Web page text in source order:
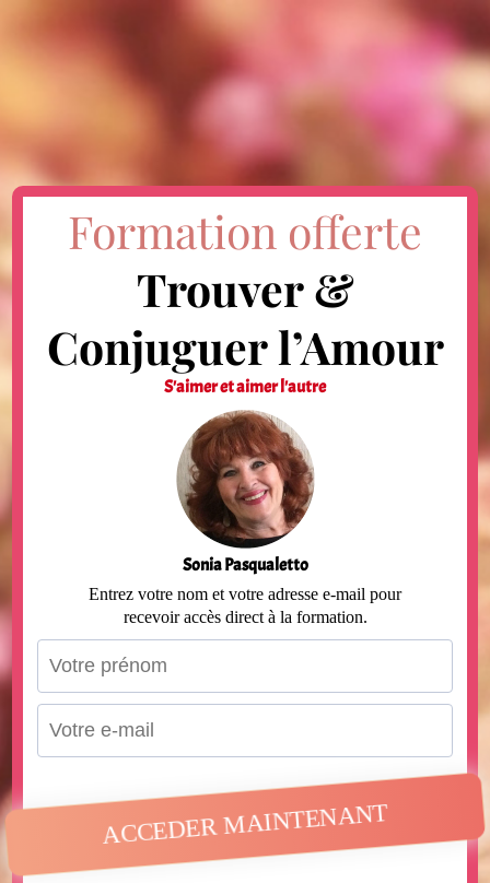
Formation offerte
Trouver &
Conjuguer l’Amour
S'aimer et aimer l'autre
Sonia Pasqualetto
Entrez votre nom et votre adresse e-mail pour
recevoir accès direct à la formation.
ACCEDER MAINTENANT